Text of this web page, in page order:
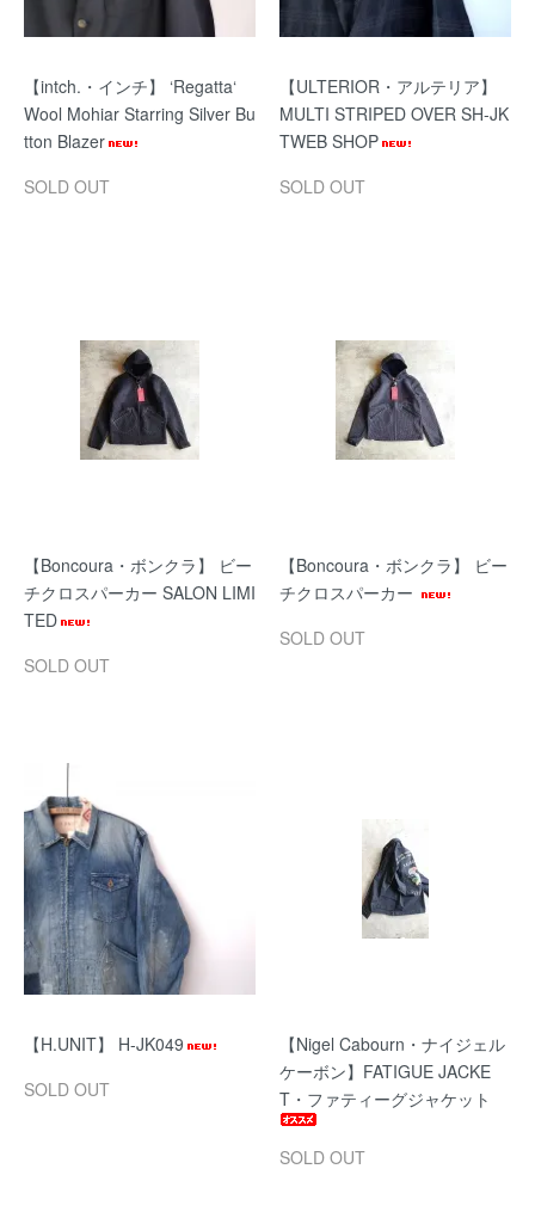
【intch.・インチ】 ‘Regatta‘
Wool Mohiar Starring Silver Bu
tton Blazer
SOLD OUT
【ULTERIOR・アルテリア】
MULTI STRIPED OVER SH-JK
TWEB SHOP
SOLD OUT
【Boncoura・ボンクラ】 ビー
チクロスパーカー SALON LIMI
TED
SOLD OUT
【Boncoura・ボンクラ】 ビー
チクロスパーカー
SOLD OUT
【H.UNIT】 H-JK049
SOLD OUT
【Nigel Cabourn・ナイジェル
ケーボン】FATIGUE JACKE
T・ファティーグジャケット
SOLD OUT